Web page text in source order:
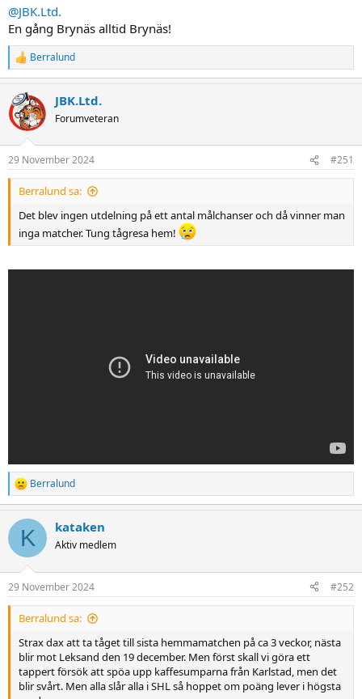
@JBK.Ltd.
En gång Brynäs alltid Brynäs!
R
e
c
t
i
s
:
Berralund
JBK.Ltd.
Forumveteran
29 November 2024 #251
Berralund sa:
Det blev ingen utdelning på ett antal målchanser och då vinner man
inga matcher. Tung tågresa hem!
R
e
c
i
s
:
Berralund
K kataken
Aktiv medlem
29 November 2024 #252
Berralund sa:
Strax dax att ta tåget till sista hemmamatchen på ca 3 veckor, nästa
blir mot Leksand den 19 december. Men först skall vi göra ett
tappert försök att spöa upp kaffesumparna från Karlstad, men det
blir svårt. Men alla slår alla i SHL så hoppet om poäng lever i högsta